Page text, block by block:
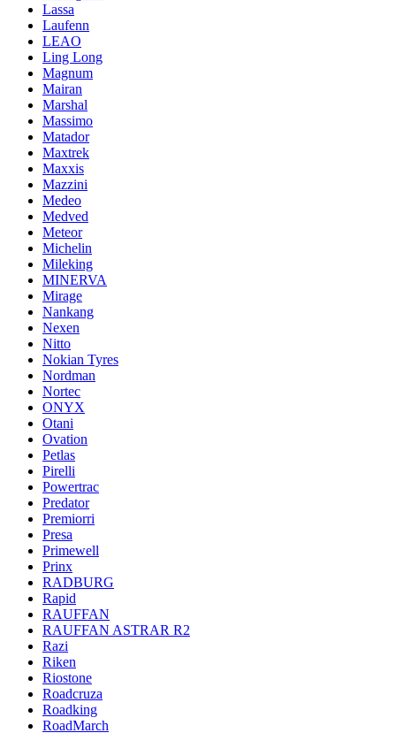
Lassa
Laufenn
LEAO
Ling Long
Magnum
Mairan
Marshal
Massimo
Matador
Maxtrek
Maxxis
Mazzini
Medeo
Medved
Meteor
Michelin
Mileking
MINERVA
Mirage
Nankang
Nexen
Nitto
Nokian Tyres
Nordman
Nortec
ONYX
Otani
Ovation
Petlas
Pirelli
Powertrac
Predator
Premiorri
Presa
Primewell
Prinx
RADBURG
Rapid
RAUFFAN
RAUFFAN ASTRAR R2
Razi
Riken
Riostone
Roadcruza
Roadking
RoadMarch